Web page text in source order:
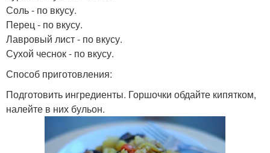
Соль - по вкусу.
Перец - по вкусу.
Лавровый лист - по вкусу.
Сухой чеснок - по вкусу.
Способ приготовления:
Подготовить ингредиенты. Горшочки обдайте кипятком,
налейте в них бульон.